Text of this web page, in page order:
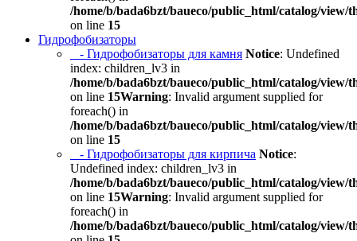
/home/b/bada6bzt/baueco/public_html/catalog/view/
on line 15
Гидрофобизаторы
- Гидрофобизаторы для камня Notice: Undefined
index: children_lv3 in
/home/b/bada6bzt/baueco/public_html/catalog/view/
on line 15Warning: Invalid argument supplied for
foreach() in
/home/b/bada6bzt/baueco/public_html/catalog/view/
on line 15
- Гидрофобизаторы для кирпича Notice:
Undefined index: children_lv3 in
/home/b/bada6bzt/baueco/public_html/catalog/view/
on line 15Warning: Invalid argument supplied for
foreach() in
/home/b/bada6bzt/baueco/public_html/catalog/view/